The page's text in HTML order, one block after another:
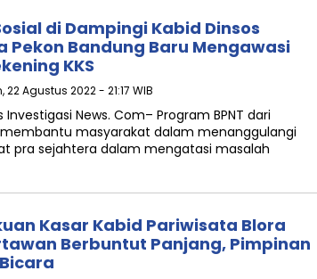
di Dampingi Kabid Dinsos
Pekon Bandung Baru Mengawasi
KKS
22 Agustus 2022 - 21:17 WIB
News. Com– Program BPNT dari
masyarakat dalam menanggulangi
pra sejahtera dalam mengatasi masalah
Kasar Kabid Pariwisata Blora
Berbuntut Panjang, Pimpinan